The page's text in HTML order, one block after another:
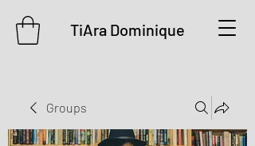
TiAra Dominique
Groups